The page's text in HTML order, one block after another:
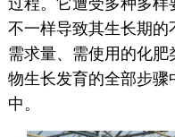
过程。它遭受多种多
不一样导致其生长期
需求量、需使用的化
物生长发育的全部步
中。